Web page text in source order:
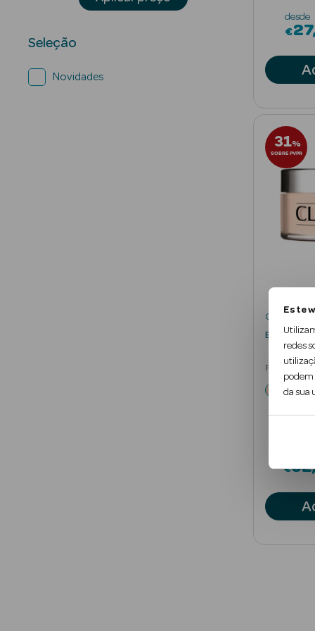
Este
redes
podem
da sua
Seleção
Novidades
desde
€27
31%
SOBRE PVPR
Clinique
Blended
Pó Solto
€32